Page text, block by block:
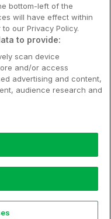
del av Coop
88 Solna,
556710-
bottom-left of the
will have effect within
our Privacy Policy.
to provide:
scan device
and/or access
advertising and content,
audience research and